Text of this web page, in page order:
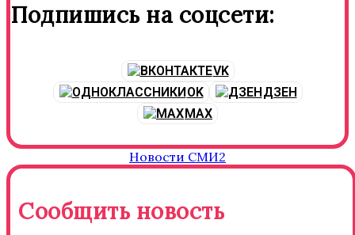
Подпишись на соцсети:
VK
OK
ДЗЕН
MAX
Новости СМИ2
Сообщить новость